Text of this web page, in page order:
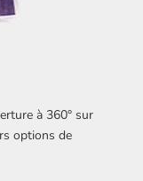
à 360° sur
options de